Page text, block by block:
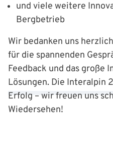
und viele weitere
Bergbetrieb
Wir bedanken uns
für die spannenden
Feedback und das große
Lösungen. Die Interalpin
Erfolg – wir freuen uns
Wiedersehen!